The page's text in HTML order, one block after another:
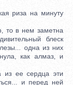
риза на минуту
то в нем заметна
блеск
одна из них
как алмаз, и
ее сердца эти
и перед ней